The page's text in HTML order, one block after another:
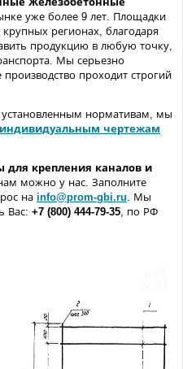
уже более 9 лет. Площадки
крупных регионах, благодаря
продукцию в любую точку,
Мы серьезно
проходит строгий
нормативам, мы
чертежам
для крепления каналов и
можно у нас. Заполните
на info@prom-gbi.ru . Мы
Вас: +7 (800) 444-79-35 , по РФ